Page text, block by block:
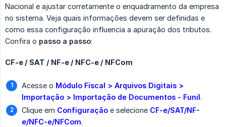
Nacional e ajustar corretamente o enquadramento da empresa
no sistema. Veja quais informações devem ser definidas e
como essa configuração influencia a apuração dos tributos.
Confira o passo a passo:
CF-e / SAT / NF-e / NFC-e / NFCom
Acesse o Módulo Fiscal > Arquivos Digitais >
Importação > Importação de Documentos - Funil.
Clique em Configuração e selecione CF-e/SAT/NF-
e/NFC-e/NFCom.